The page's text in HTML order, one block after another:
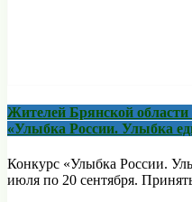
Жителей Брянской
«Улыбка России. Улыбка
Конкурс «Улыбка России.
июля по 20 сентября.